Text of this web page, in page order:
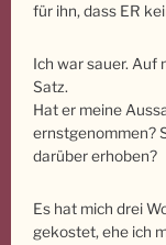
für ihn, dass ER
Ich war sauer. Auf
Satz.
Hat er meine
ernstgenommen?
darüber erhoben?
Es hat mich drei
gekostet, ehe ich